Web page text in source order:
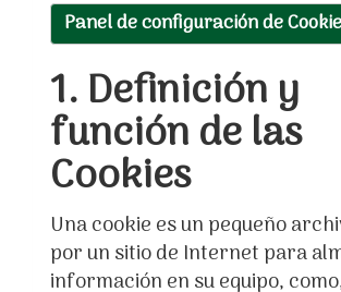
Panel de configuración de
1. Definición y
función de las
Cookies
Una cookie es un pequeño
por un sitio de Internet para
información en su equipo,